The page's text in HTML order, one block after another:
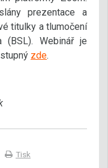
prezentace a
titulky a tlumočení
(BSL). Webinář je
zde.
Tisk